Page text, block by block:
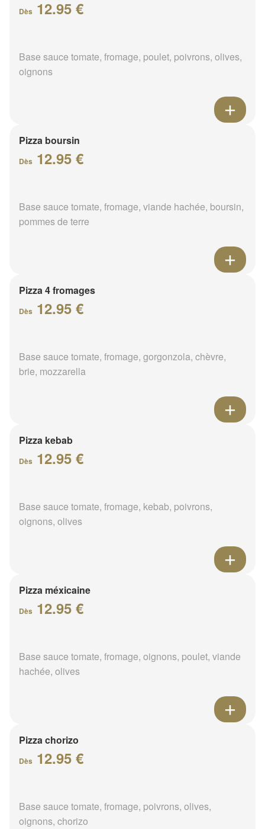
Dès 12.95 €
Base sauce tomate, fromage, poulet, poivrons, olives,
oignons
Pizza boursin
Dès 12.95 €
Base sauce tomate, fromage, viande hachée, boursin,
pommes de terre
Pizza 4 fromages
Dès 12.95 €
Base sauce tomate, fromage, gorgonzola, chèvre,
brie, mozzarella
Pizza kebab
Dès 12.95 €
Base sauce tomate, fromage, kebab, poivrons,
oignons, olives
Pizza méxicaine
Dès 12.95 €
Base sauce tomate, fromage, oignons, poulet, viande
hachée, olives
Pizza chorizo
Dès 12.95 €
Base sauce tomate, fromage, poivrons, olives,
oignons, chorizo